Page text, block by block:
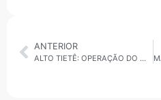
ANTERIOR
ALTO TIETÊ: OPERAÇÃO DO MP EM FERRAZ E ALERTA DE FALTA D’ÁGUA EM MOGI MARCAM O DIA